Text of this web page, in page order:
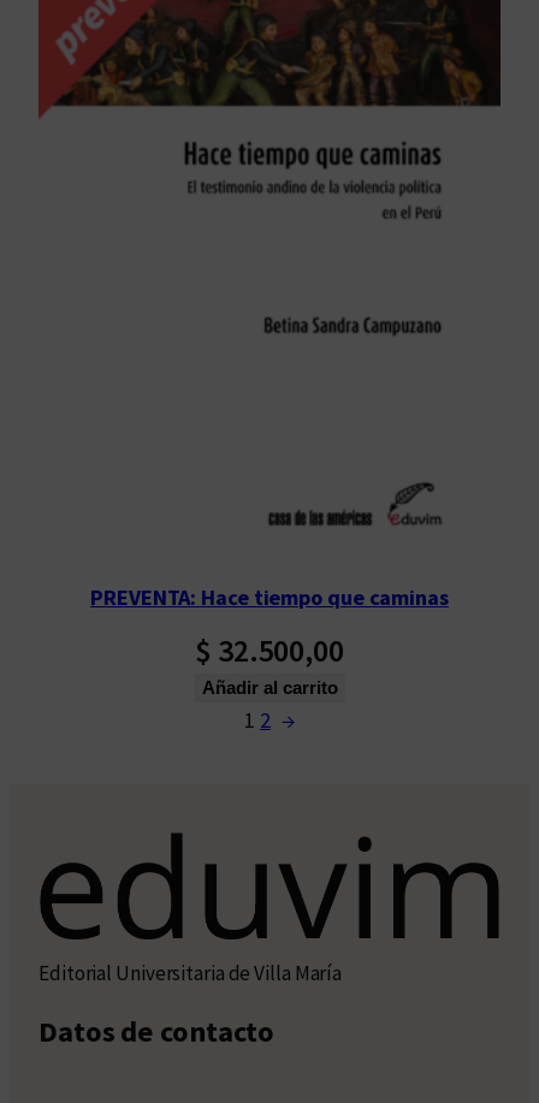
PREVENTA: Hace tiempo que caminas
$ 32.500,00
Añadir al carrito
1 2 →
Editorial Universitaria de Villa María
Datos de contacto